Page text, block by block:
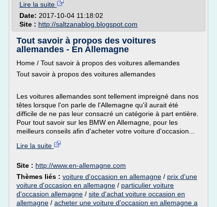
Lire la suite
Date: 2017-10-04 11:18:02
Site : http://saltzanablog.blogspot.com
Tout savoir à propos des voitures
allemandes - En Allemagne
Home / Tout savoir à propos des voitures allemandes
Tout savoir à propos des voitures allemandes
Les voitures allemandes sont tellement impreigné dans nos
têtes lorsque l'on parle de l'Allemagne qu'il aurait été
difficile de ne pas leur consacré un catégorie à part entière.
Pour tout savoir sur les BMW en Allemagne, pour les
meilleurs conseils afin d'acheter votre voiture d'occasion...
Lire la suite
Site : http://www.en-allemagne.com
Thèmes liés : voiture d'occasion en allemagne / prix d'une
voiture d'occasion en allemagne / particulier voiture
d'occasion allemagne / site d'achat voiture occasion en
allemagne / acheter une voiture d'occasion en allemagne a